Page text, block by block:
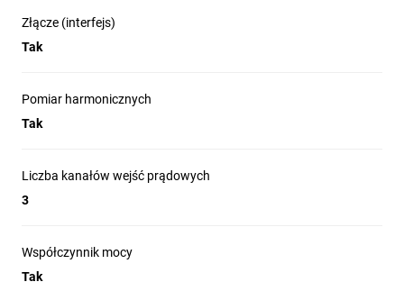
Złącze (interfejs)
Tak
Pomiar harmonicznych
Tak
Liczba kanałów wejść prądowych
3
Współczynnik mocy
Tak